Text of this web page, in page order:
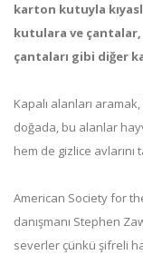
karton kutuyla
kutulara ve çantalar,
çantaları gibi diğer
Kapalı alanları
doğada, bu alanlar
hem de gizlice
American Society for
danışmanı Stephen
severler çünkü şifreli